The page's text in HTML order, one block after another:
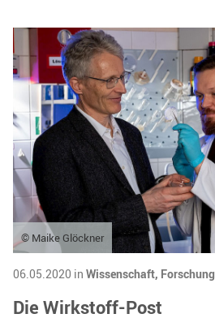
© Maike Glöckner
06.05.2020 in Wissenschaft, Forschung
Die Wirkstoff-Post